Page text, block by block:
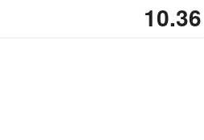
10.36